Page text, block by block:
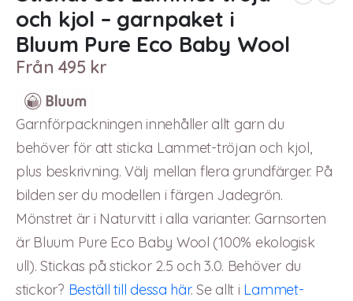
och kjol – garnpaket i
Bluum Pure Eco Baby Wool
Från 495 kr
Garnförpackningen innehåller allt garn du
behöver för att sticka Lammet-tröjan och kjol,
plus beskrivning. Välj mellan flera grundfärger. På
bilden ser du modellen i färgen Jadegrön.
Mönstret är i Naturvitt i alla varianter. Garnsorten
är Bluum Pure Eco Baby Wool (100% ekologisk
ull). Stickas på stickor 2.5 och 3.0. Behöver du
stickor? Beställ till dessa här. Se allt i Lammet-